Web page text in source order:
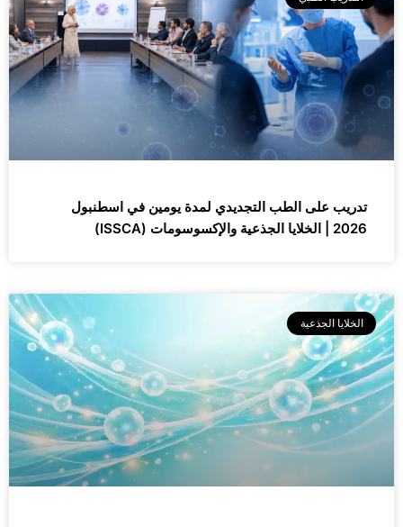
تدريب على الطب التجديدي لمدة يومين في اسطنبول
2026 | الخلايا الجذعية والإكسوسومات (ISSCA)
الخلايا الجذعية